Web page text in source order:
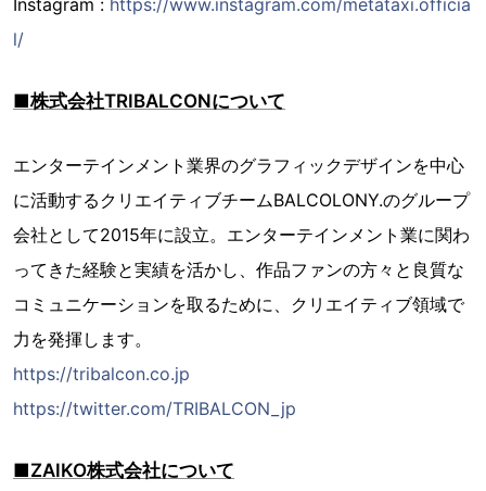
Instagram : https://www.instagram.com/metataxi.officia
l/
■株式会社TRIBALCONについて
エンターテインメント業界のグラフィックデザインを中心
に活動するクリエイティブチームBALCOLONY.のグループ
会社として2015年に設立。エンターテインメント業に関わ
ってきた経験と実績を活かし、作品ファンの方々と良質な
コミュニケーションを取るために、クリエイティブ領域で
力を発揮します。
https://tribalcon.co.jp
https://twitter.com/TRIBALCON_jp
■ZAIKO株式会社について